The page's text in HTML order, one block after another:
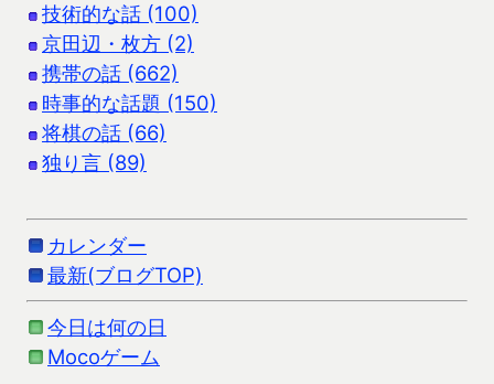
技術的な話 (100)
京田辺・枚方 (2)
携帯の話 (662)
時事的な話題 (150)
将棋の話 (66)
独り言 (89)
カレンダー
最新(ブログTOP)
今日は何の日
Mocoゲーム